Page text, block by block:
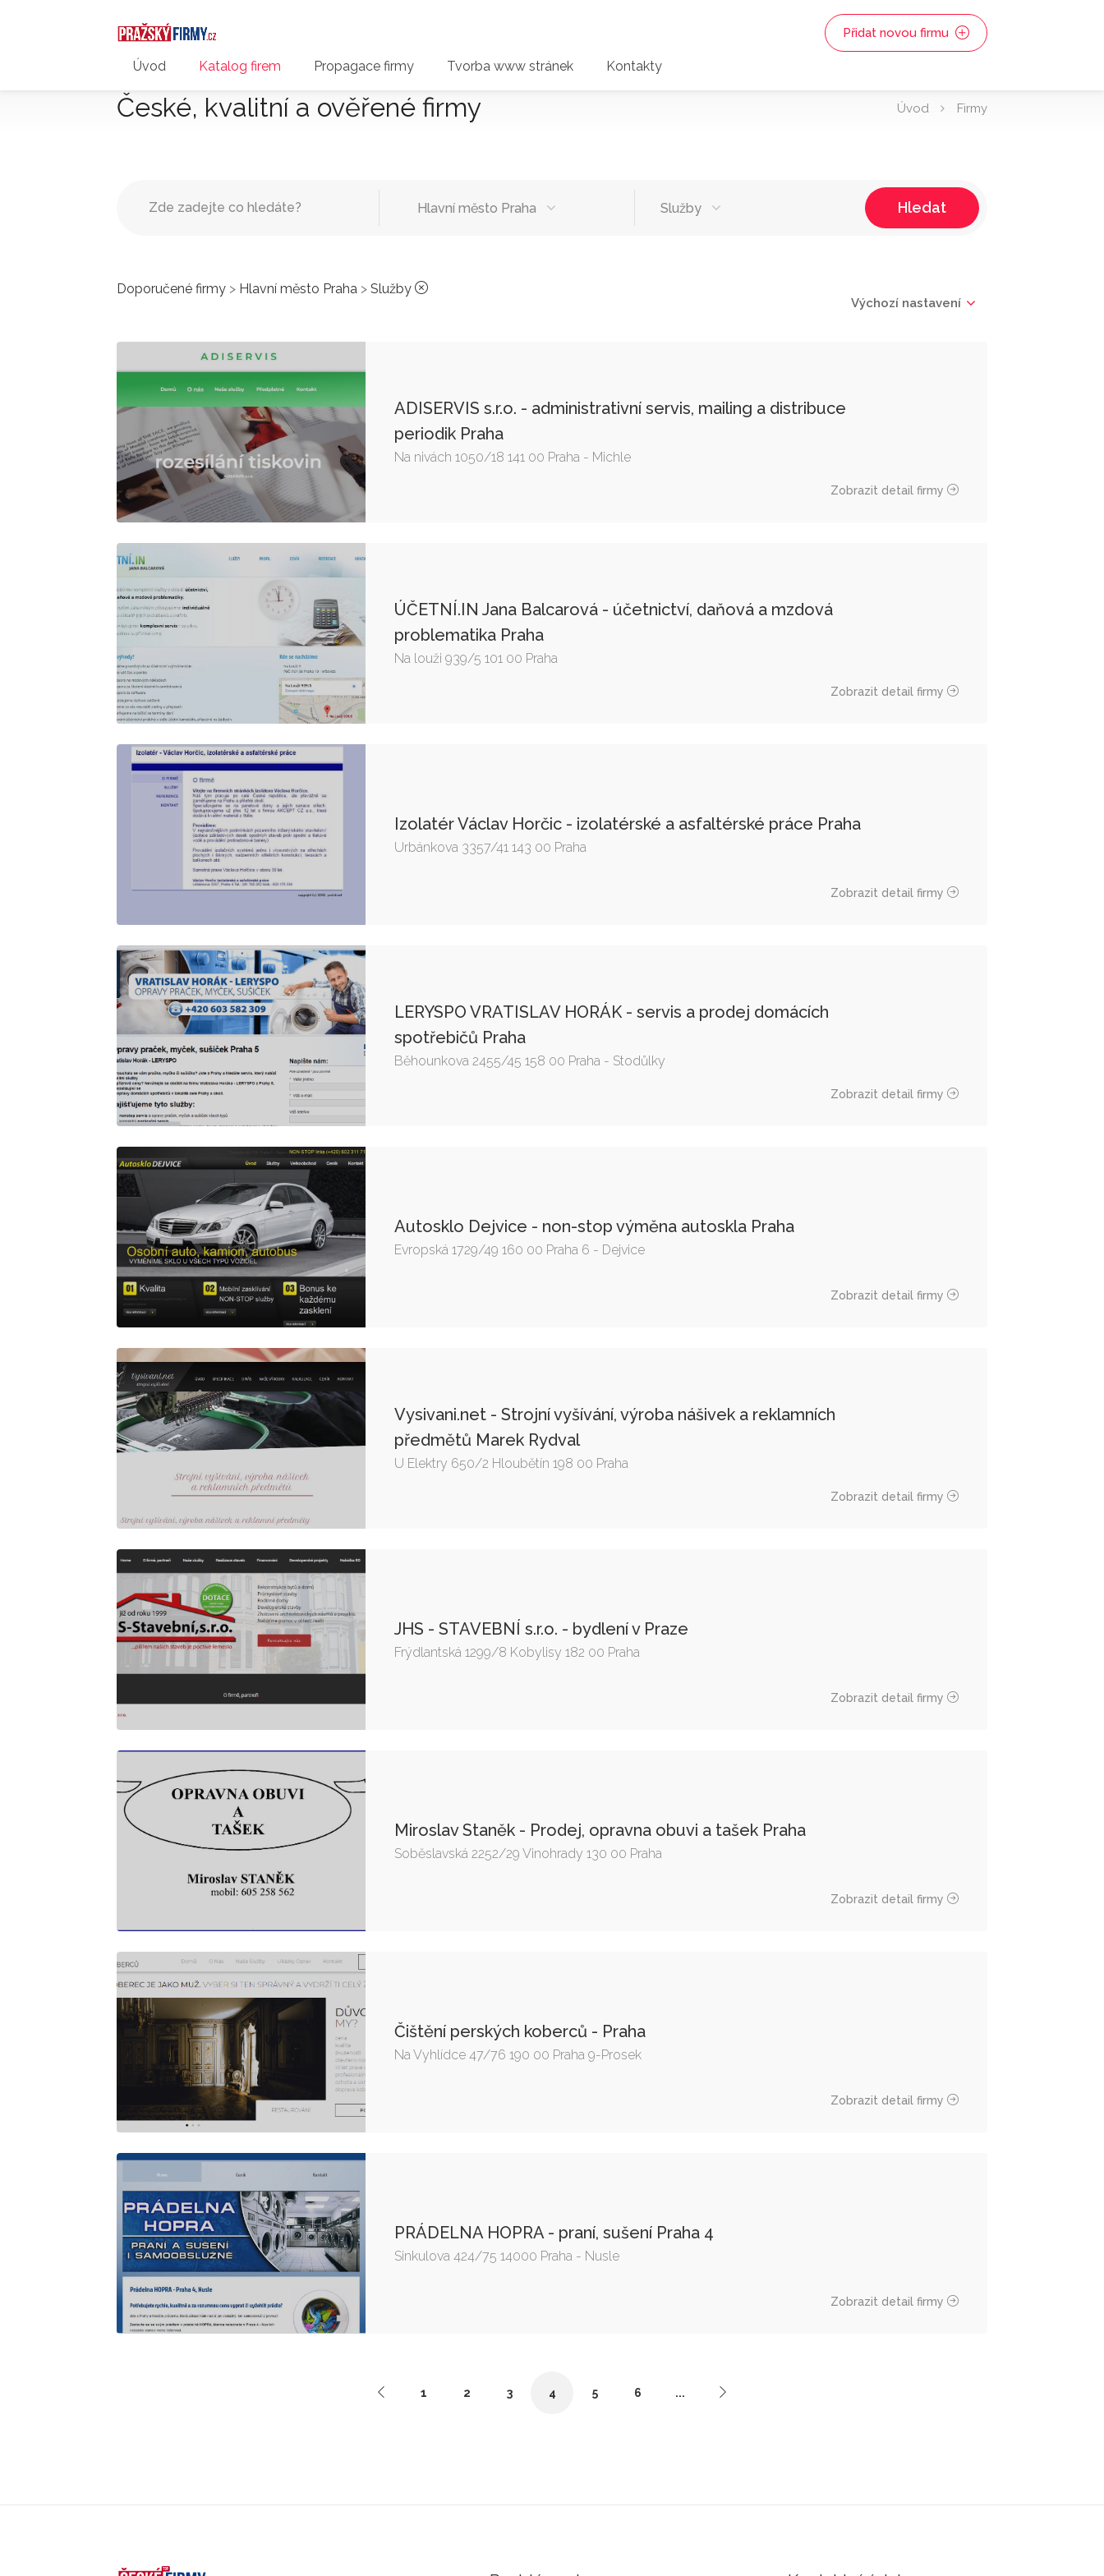
Úvod Katalog firem Propagace firmy Tvorba www stránek Kontakty
Přidat novou firmu
České, kvalitní a ověřené firmy Úvod Firmy
Hlavní město Praha Služby Hledat
Doporučené firmy > Hlavní město Praha > Služby
Výchozí nastavení
ADISERVIS s.r.o. - administrativní servis, mailing a distribuce
periodik Praha
Na nivách 1050/18 141 00 Praha - Michle
Zobrazit detail firmy
ÚČETNÍ.IN Jana Balcarová - účetnictví, daňová a mzdová
problematika Praha
Na louži 939/5 101 00 Praha
Zobrazit detail firmy
Izolatér Václav Horčic - izolatérské a asfaltérské práce Praha
Urbánkova 3357/41 143 00 Praha
Zobrazit detail firmy
LERYSPO VRATISLAV HORÁK - servis a prodej domácích
spotřebičů Praha
Běhounkova 2455/45 158 00 Praha - Stodůlky
Zobrazit detail firmy
Autosklo Dejvice - non-stop výměna autoskla Praha
Evropská 1729/49 160 00 Praha 6 - Dejvice
Zobrazit detail firmy
Vysivani.net - Strojní vyšívání, výroba nášivek a reklamních
předmětů Marek Rydval
U Elektry 650/2 Hloubětín 198 00 Praha
Zobrazit detail firmy
JHS - STAVEBNÍ s.r.o. - bydlení v Praze
Frýdlantská 1299/8 Kobylisy 182 00 Praha
Zobrazit detail firmy
Miroslav Staněk - Prodej, opravna obuvi a tašek Praha
Soběslavská 2252/29 Vinohrady 130 00 Praha
Zobrazit detail firmy
Čištění perských koberců - Praha
Na Vyhlídce 47/76 190 00 Praha 9-Prosek
Zobrazit detail firmy
PRÁDELNA HOPRA - praní, sušení Praha 4
Sinkulova 424/75 14000 Praha - Nusle
Zobrazit detail firmy
1 2 3 4 5 6 ...